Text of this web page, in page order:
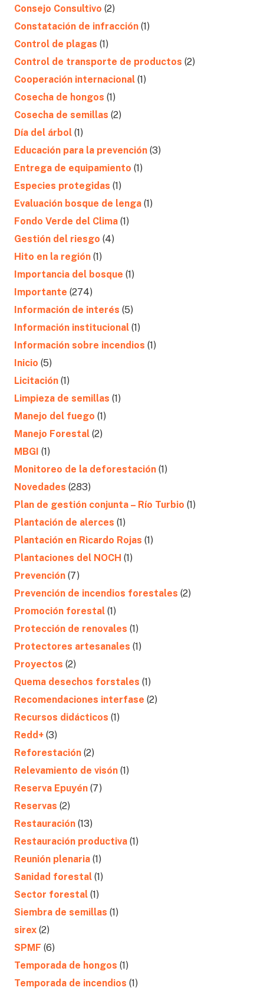
Consejo Consultivo (2)
Constatación de infracción (1)
Control de plagas (1)
Control de transporte de productos (2)
Cooperación internacional (1)
Cosecha de hongos (1)
Cosecha de semillas (2)
Día del árbol (1)
Educación para la prevención (3)
Entrega de equipamiento (1)
Especies protegidas (1)
Evaluación bosque de lenga (1)
Fondo Verde del Clima (1)
Gestión del riesgo (4)
Hito en la región (1)
Importancia del bosque (1)
Importante (274)
Información de interés (5)
Información institucional (1)
Información sobre incendios (1)
Inicio (5)
Licitación (1)
Limpieza de semillas (1)
Manejo del fuego (1)
Manejo Forestal (2)
MBGI (1)
Monitoreo de la deforestación (1)
Novedades (283)
Plan de gestión conjunta – Río Turbio (1)
Plantación de alerces (1)
Plantación en Ricardo Rojas (1)
Plantaciones del NOCH (1)
Prevención (7)
Prevención de incendios forestales (2)
Promoción forestal (1)
Protección de renovales (1)
Protectores artesanales (1)
Proyectos (2)
Quema desechos forstales (1)
Recomendaciones interfase (2)
Recursos didácticos (1)
Redd+ (3)
Reforestación (2)
Relevamiento de visón (1)
Reserva Epuyén (7)
Reservas (2)
Restauración (13)
Restauración productiva (1)
Reunión plenaria (1)
Sanidad forestal (1)
Sector forestal (1)
Siembra de semillas (1)
sirex (2)
SPMF (6)
Temporada de hongos (1)
Temporada de incendios (1)